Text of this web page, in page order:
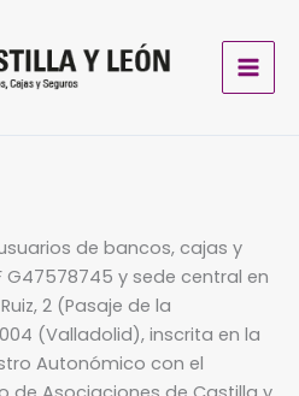
de bancos, cajas y
G47578745 y sede central en
2 (Pasaje de la
(Valladolid), inscrita en la
Autonómico con el